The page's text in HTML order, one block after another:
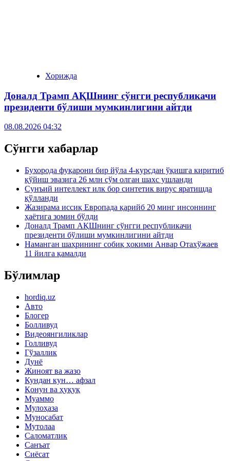
Хорижда
Доналд Трамп АҚШнинг сўнгги республикачи
президенти бўлиши мумкинлигини айтди
08.08.2026 04:32
Сўнгги хабарлар
Бухорода фуқарони бир йўла 4-курсдан ўқишга киритиб
қўйиш эвазига 26 млн сўм олган шахс ушланди
Сунъий интеллект илк бор синтетик вирус яратишда
қўлланди
Жазирама иссиқ Европада қарийб 20 минг инсоннинг
ҳаётига зомин бўлди
Доналд Трамп АҚШнинг сўнгги республикачи
президенти бўлиши мумкинлигини айтди
Наманган шаҳрининг собиқ ҳокими Анвар Отахўжаев
11 йилга қамалди
Бўлимлар
hordiq.uz
Авто
Блогер
Болливуд
Видеоянгиликлар
Голливуд
Гўзаллик
Дунё
Жиноят ва жазо
Кундан кун… афзал
Қонун ва ҳуқуқ
Муаммо
Мулоҳаза
Муносабат
Мутолаа
Саломатлик
Санъат
Сиёсат